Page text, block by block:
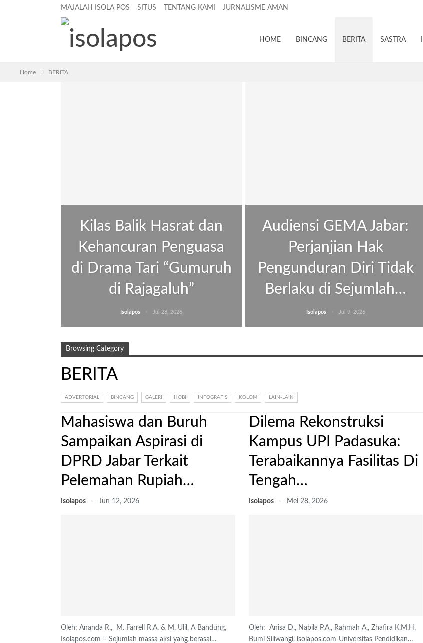
MAJALAH ISOLA POS SITUS TENTANG KAMI JURNALISME AMAN
HOME BINCANG BERITA SASTRA
Home BERITA
Kilas Balik Hasrat dan
Kehancuran Penguasa
di Drama Tari “Gumuruh
di Rajagaluh”
Isolapos Jul 28, 2026
Audiensi GEMA Jabar:
Perjanjian Hak
Pengunduran Diri Tidak
Berlaku di Sejumlah…
Isolapos Jul 9, 2026
Browsing Category
BERITA
ADVERTORIAL BINCANG GALERI HOBI INFOGRAFIS KOLOM LAIN-LAIN
Mahasiswa dan Buruh
Sampaikan Aspirasi di
DPRD Jabar Terkait
Pelemahan Rupiah…
Isolapos Jun 12, 2026
Oleh: Ananda R., M. Farrell R.A, & M. Ulil. A Bandung,
Isolapos.com – Sejumlah massa aksi yang berasal …
Dilema Rekonstruksi
Kampus UPI Padasuka:
Terabaikannya Fasilitas Di
Tengah…
Isolapos Mei 28, 2026
Oleh: Anisa D., Nabila P.A., Rahmah A., Zhafira K.M.H.
Bumi Siliwangi, isolapos.com-Universitas Pendidikan…